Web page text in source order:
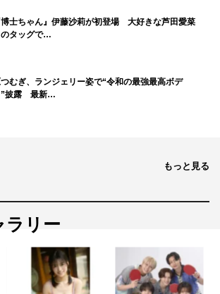
博士ちゃん』伊藤沙莉が初登場 大好きな芦田愛菜
のタッグで…
むぎ、ランジェリー姿で“令和の最強最高ボデ
”披露 最新…
もっと見る
ラリー